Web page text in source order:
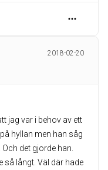
2018-02-20
jag var i behov av ett
hyllan men han såg
det gjorde han.
så långt. Väl där hade